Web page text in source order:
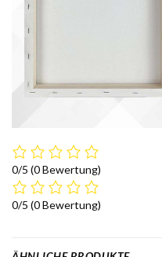
0/5 (0 Bewertung)
0/5 (0 Bewertung)